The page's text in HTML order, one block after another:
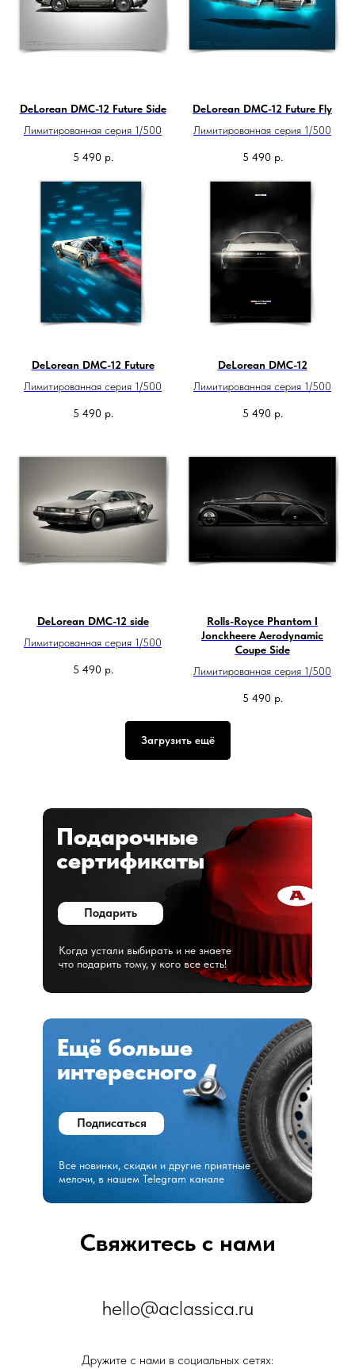
DeLorean DMC-12 Future Side
Лимитированная серия 1/500
5 490 р.
DeLorean DMC-12 Future Fly
Лимитированная серия 1/500
5 490 р.
DeLorean DMC-12 Future
Лимитированная серия 1/500
5 490 р.
DeLorean DMC-12
Лимитированная серия 1/500
5 490 р.
DeLorean DMC-12 side
Лимитированная серия 1/500
5 490 р.
Rolls-Royce Phantom I
Jonckheere Aerodynamic
Coupe Side
Лимитированная серия 1/500
5 490 р.
Загрузить ещё
Ещё больше
интересного
Все новинки, скидки и другие приятные
мелочи, в нашем Telegram канале
Подарочные
сертификаты
Когда устали выбирать и не знаете
что подарить тому, у кого все есть!
Подписаться
Подарить
Свяжитесь с нами
hello@aclassica.ru
Дружите с нами в социальных сетях: